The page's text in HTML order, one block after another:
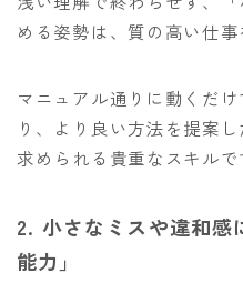
める姿勢は、質の高い仕事
マニュアル通りに動くだ
り、より良い方法を提案
求められる貴重なスキルで
2. 小さなミスや違和感
能力」